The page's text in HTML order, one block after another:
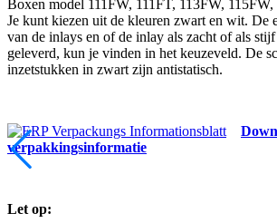
Boxen model 111FW, 111FT, 113FW,
Je kunt kiezen uit de kleuren zwart en wit. De
van de inlays en of de inlay als zacht of als
geleverd, kun je vinden in het keuzeveld. De
inzetstukken in zwart zijn antistatisch.
verpakkingsinformatie
Let op: